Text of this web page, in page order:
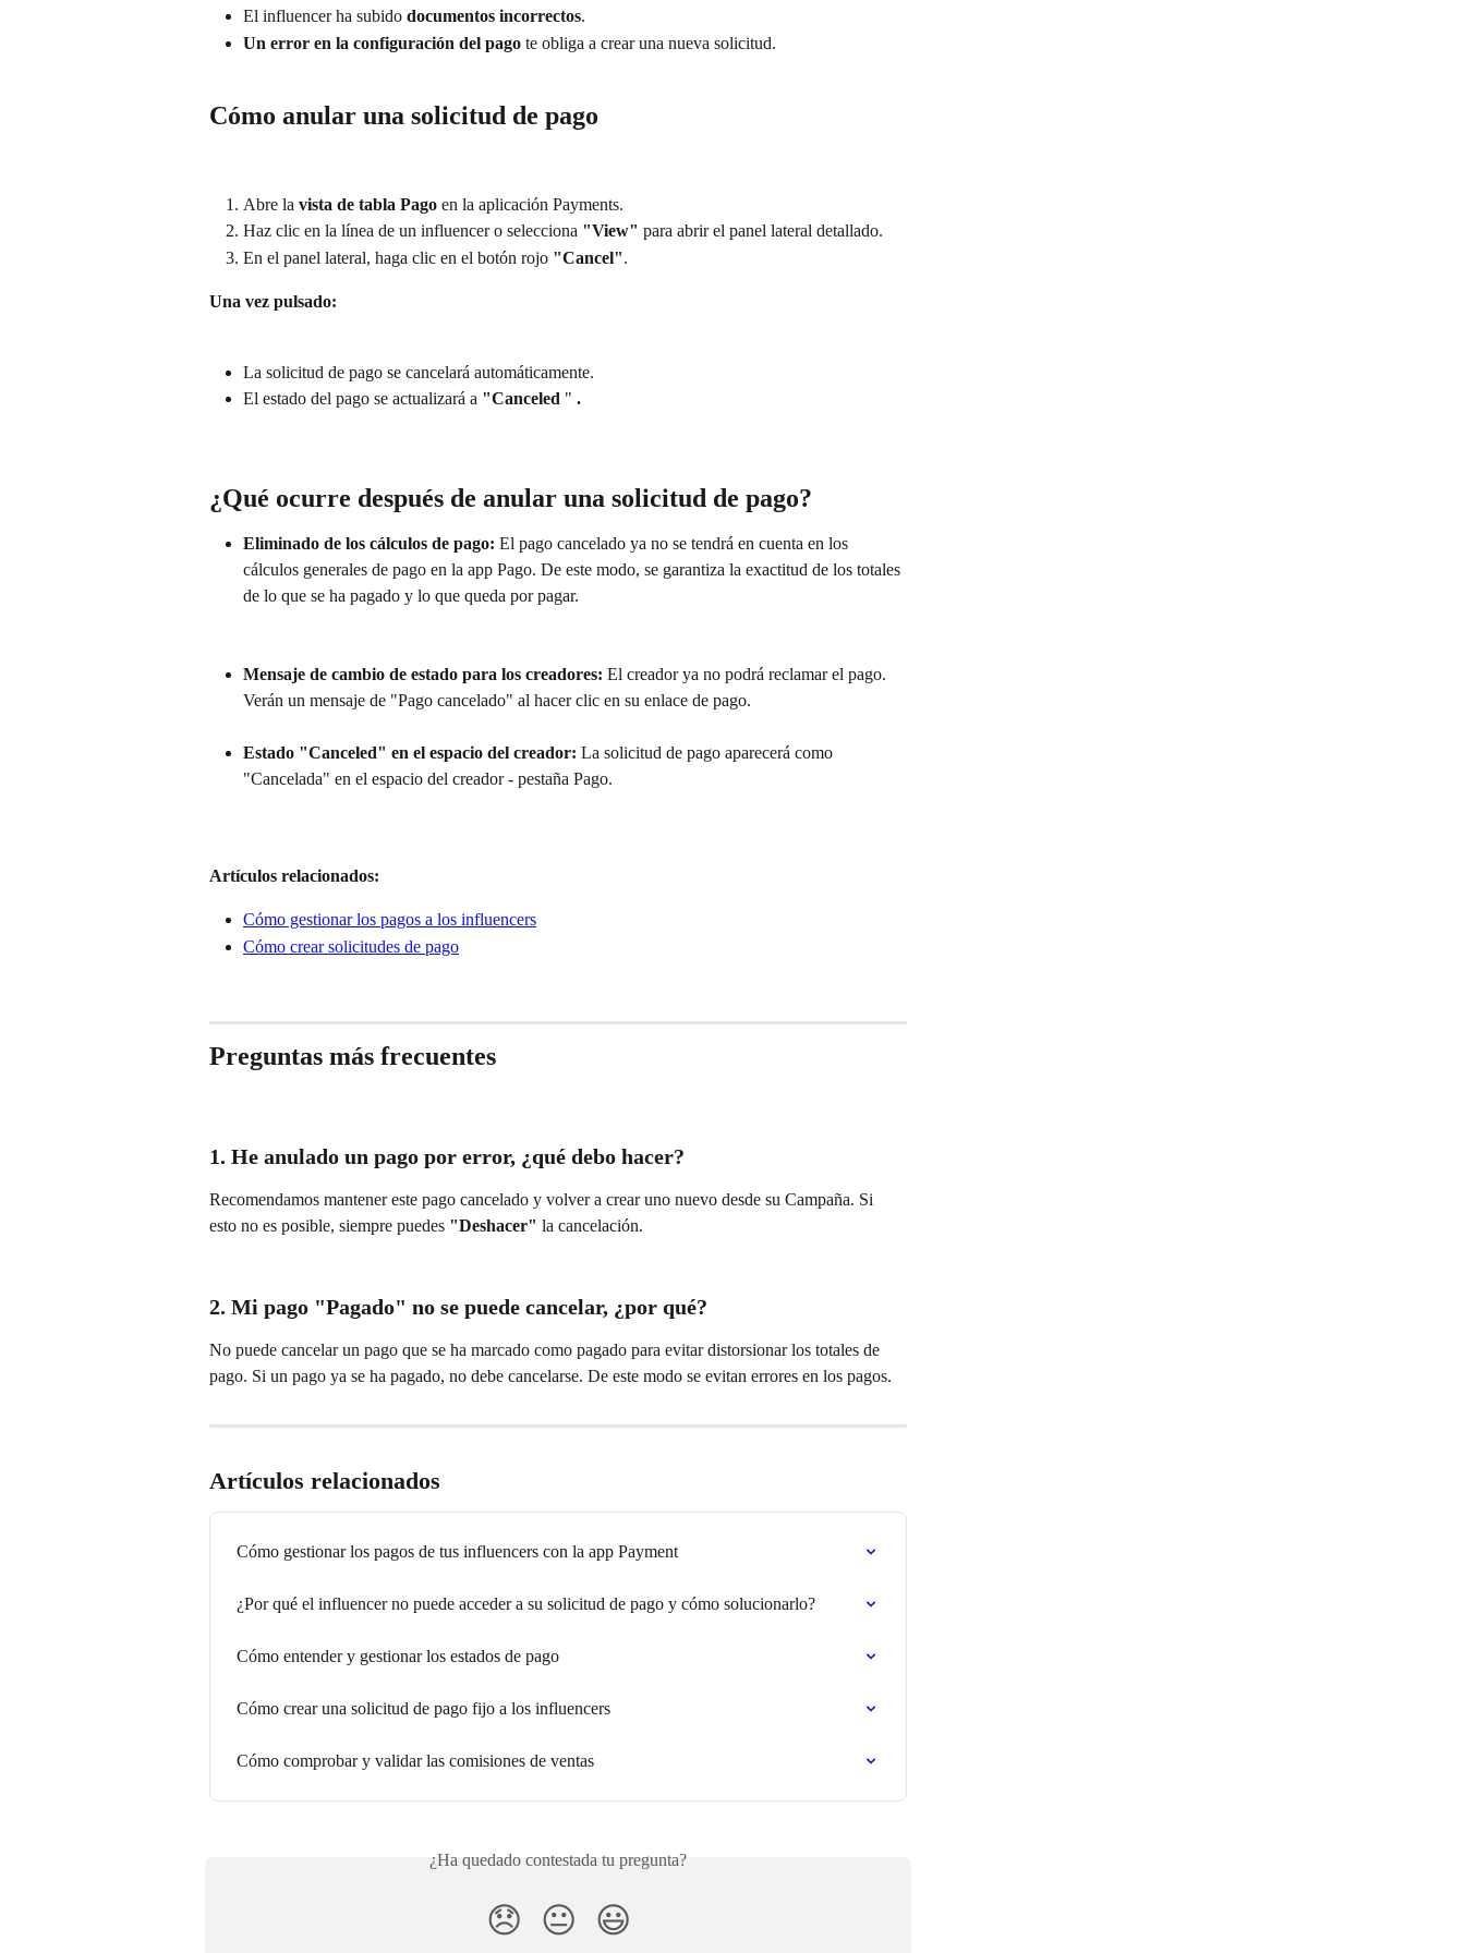
El influencer ha subido documentos incorrectos.
Un error en la configuración del pago te obliga a crear una nueva solicitud.
Cómo anular una solicitud de pago
Abre la vista de tabla Pago en la aplicación Payments.
Haz clic en la línea de un influencer o selecciona "View" para abrir el panel lateral detallado.
En el panel lateral, haga clic en el botón rojo "Cancel".
Una vez pulsado:
La solicitud de pago se cancelará automáticamente.
El estado del pago se actualizará a "Canceled " .
¿Qué ocurre después de anular una solicitud de pago?
Eliminado de los cálculos de pago: El pago cancelado ya no se tendrá en cuenta en los
cálculos generales de pago en la app Pago. De este modo, se garantiza la exactitud de los totales
de lo que se ha pagado y lo que queda por pagar.
Mensaje de cambio de estado para los creadores: El creador ya no podrá reclamar el pago.
Verán un mensaje de "Pago cancelado" al hacer clic en su enlace de pago.
Estado "Canceled" en el espacio del creador: La solicitud de pago aparecerá como
"Cancelada" en el espacio del creador - pestaña Pago.
Artículos relacionados:
Cómo gestionar los pagos a los influencers
Cómo crear solicitudes de pago
Preguntas más frecuentes
1. He anulado un pago por error, ¿qué debo hacer?
Recomendamos mantener este pago cancelado y volver a crear uno nuevo desde su Campaña. Si
esto no es posible, siempre puedes "Deshacer" la cancelación.
2. Mi pago "Pagado" no se puede cancelar, ¿por qué?
No puede cancelar un pago que se ha marcado como pagado para evitar distorsionar los totales de
pago. Si un pago ya se ha pagado, no debe cancelarse. De este modo se evitan errores en los pagos.
Artículos relacionados
Cómo gestionar los pagos de tus influencers con la app Payment
¿Por qué el influencer no puede acceder a su solicitud de pago y cómo solucionarlo?
Cómo entender y gestionar los estados de pago
Cómo crear una solicitud de pago fijo a los influencers
Cómo comprobar y validar las comisiones de ventas
¿Ha quedado contestada tu pregunta?
😞 😐 😃